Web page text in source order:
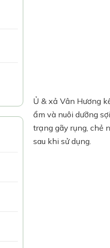
Ủ & xả Vân Hương
ẩm và nuôi dưỡng
trạng gãy rụng, chẻ
sau khi sử dụng.